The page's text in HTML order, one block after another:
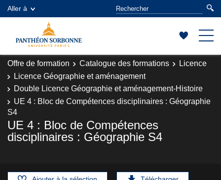
Aller à
Offre de formation Catalogue des formations
Licence
Licence Géographie et aménagement
Double Licence Géographie et aménagement-Histoire
UE 4 : Bloc de Compétences disciplinaires : Géographie
S4
UE 4 : Bloc de Compétences
disciplinaires : Géographie S4